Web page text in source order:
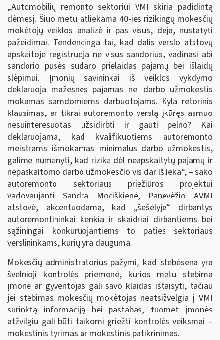
„Automobilių remonto sektoriui VMI skiria padidintą
dėmesį. Šiuo metu atliekama 40-ies rizikingų mokesčių
mokėtojų veiklos analizė ir pas visus, deja, nustatyti
pažeidimai. Tendencinga tai, kad dalis verslo atstovų
apskaitoje registruoja ne visus sandorius, vadinasi abi
sandorio pusės sudaro prielaidas pajamų bei išlaidų
slėpimui. Įmonių savininkai iš veiklos vykdymo
deklaruoja mažesnes pajamas nei darbo užmokestis
mokamas samdomiems darbuotojams. Kyla retorinis
klausimas, ar tikrai autoremonto verslą įkūręs asmuo
nesuinteresuotas užsidirbti ir gauti pelno? Kai
deklaruojama, kad kvalifikuotiems autoremonto
meistrams išmokamas minimalus darbo užmokestis,
galime numanyti, kad rizika dėl neapskaitytų pajamų ir
nepaskaitomo darbo užmokesčio vis dar išlieka“, – sako
autoremonto sektoriaus priežiūros projektui
vadovaujanti Sandra Mociškienė, Panevėžio AVMI
atstovė, akcentuodama, kad „šešėlyje“ dirbantys
autoremontininkai kenkia ir skaidriai dirbantiems bei
sąžiningai konkuruojantiems to paties sektoriaus
verslininkams, kurių yra dauguma.
Mokesčių administratorius pažymi, kad stebėsena yra
švelnioji kontrolės priemonė, kurios metu stebima
įmonė ar gyventojas gali savo klaidas ištaisyti, tačiau
jei stebimas mokesčių mokėtojas neatsižvelgia į VMI
surinktą informaciją bei pastabas, tuomet įmonės
atžvilgiu gali būti taikomi griežti kontrolės veiksmai –
mokestinis tyrimas ar mokestinis patikrinimas.